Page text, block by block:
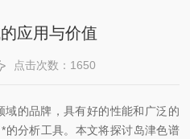
应用与价值
点击次数：1650
域的品牌，具有好的性能和广泛的
的分析工具。本文将探讨岛津色谱